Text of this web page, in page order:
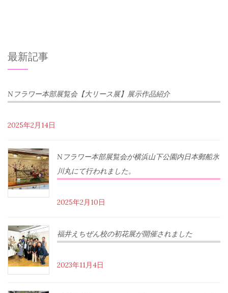
最新記事
Nフラワー本部展覧会【大リース展】展示作品紹介
2025年2月14日
Nフラワー本部展覧会が横浜山下公園内日本郵船氷
川丸にて行われました。
2025年2月10日
福井えちぜん校の初花展が開催されました
2023年11月4日